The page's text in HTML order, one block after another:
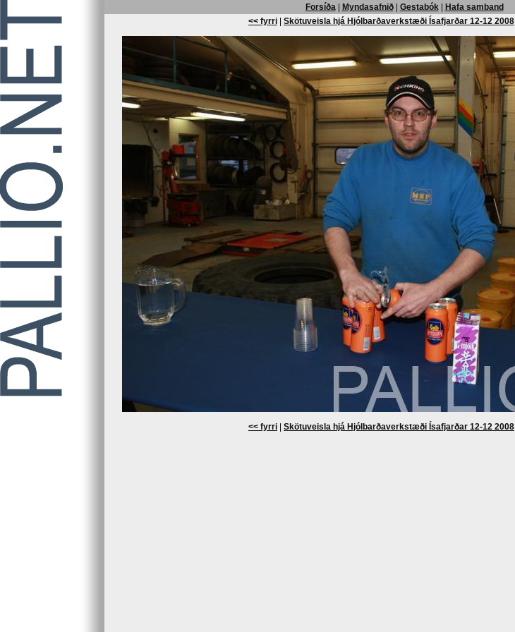
Forsíða| Myndasafnið| Gestabók|
Hafa samband
<< fyrri
Skötuveisla hjá Hjólbarðaverkstæði Ísafjarðar 12-12 2008
<< fyrri Skötuveisla hjá Hjólbarðaverkstæði Ísafjarðar 12-12 2008